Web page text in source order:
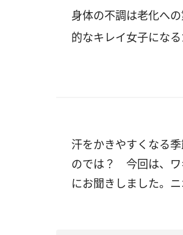
身体の不調は老化へ
的なキレイ女子にな
汗をかきやすくなる
のでは？ 今回は、ワ
にお聞きしました。